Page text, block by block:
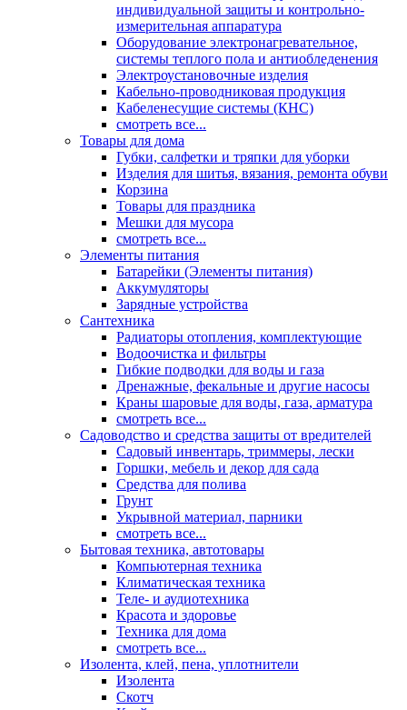
индивидуальной защиты и контрольно-
измерительная аппаратура
Оборудование электронагревательное,
системы теплого пола и антиобледенения
Электроустановочные изделия
Кабельно-проводниковая продукция
Кабеленесущие системы (КНС)
смотреть все...
Товары для дома
Губки, салфетки и тряпки для уборки
Изделия для шитья, вязания, ремонта обуви
Корзина
Товары для праздника
Мешки для мусора
смотреть все...
Элементы питания
Батарейки (Элементы питания)
Аккумуляторы
Зарядные устройства
Сантехника
Радиаторы отопления, комплектующие
Водоочистка и фильтры
Гибкие подводки для воды и газа
Дренажные, фекальные и другие насосы
Краны шаровые для воды, газа, арматура
смотреть все...
Садоводство и средства защиты от вредителей
Садовый инвентарь, триммеры, лески
Горшки, мебель и декор для сада
Средства для полива
Грунт
Укрывной материал, парники
смотреть все...
Бытовая техника, автотовары
Компьютерная техника
Климатическая техника
Теле- и аудиотехника
Красота и здоровье
Техника для дома
смотреть все...
Изолента, клей, пена, уплотнители
Изолента
Скотч